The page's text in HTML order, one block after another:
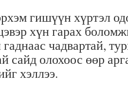
гишүүн хүртэл
хүн гарах
чадвартай,
сайд олохоос өөр
хэллээ.